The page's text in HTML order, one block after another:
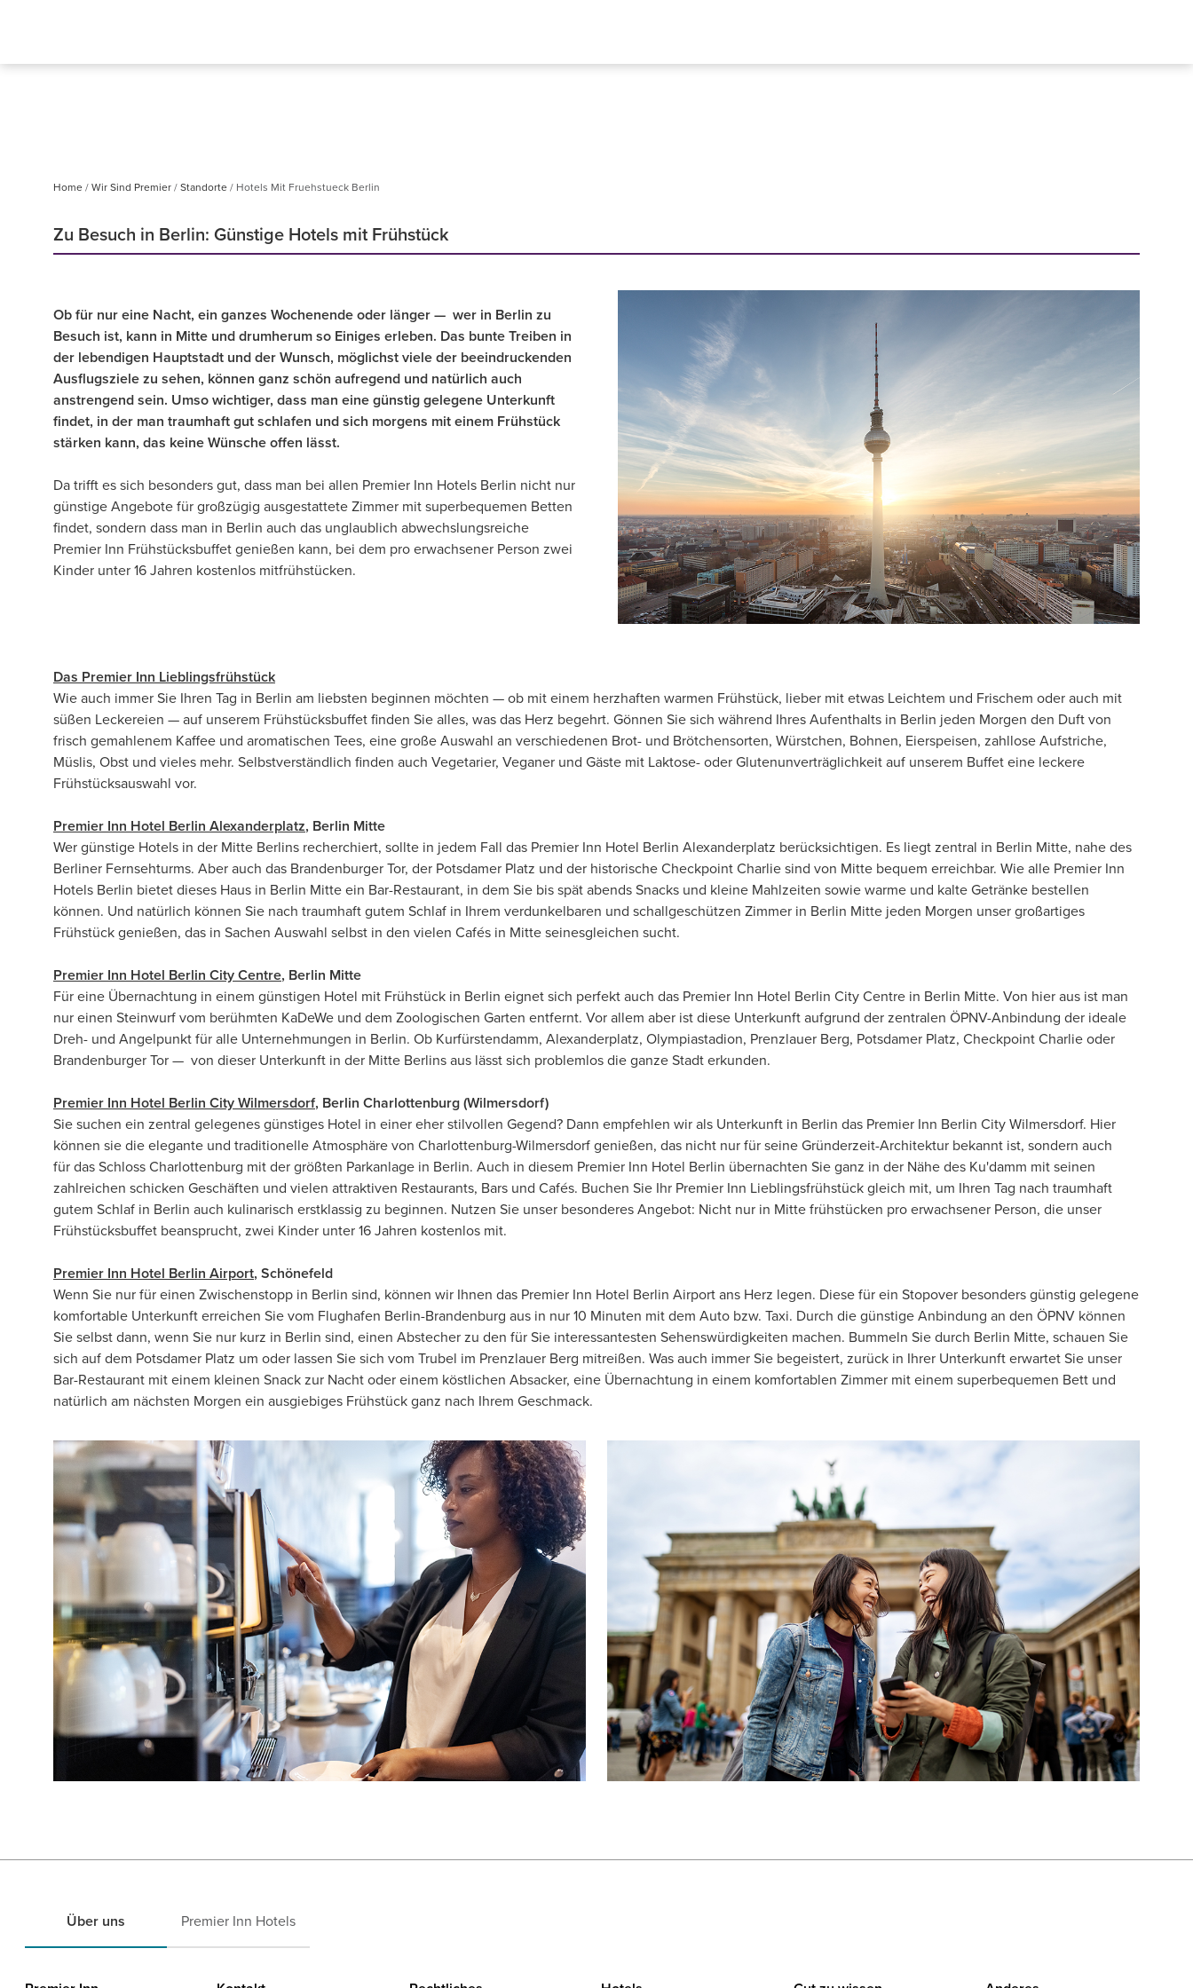
Home Wir Sind Premier Standorte Hotels Mit Fruehstueck Berlin
Zu Besuch in Berlin: Günstige Hotels mit Frühstück
Ob für nur eine Nacht, ein ganzes Wochenende oder länger — wer in Berlin zu
Besuch ist, kann in Mitte und drumherum so Einiges erleben. Das bunte Treiben in
der lebendigen Hauptstadt und der Wunsch, möglichst viele der beeindruckenden
Ausflugsziele zu sehen, können ganz schön aufregend und natürlich auch
anstrengend sein. Umso wichtiger, dass man eine günstig gelegene Unterkunft
findet, in der man traumhaft gut schlafen und sich morgens mit einem Frühstück
stärken kann, das keine Wünsche offen lässt.
Da trifft es sich besonders gut, dass man bei allen Premier Inn Hotels Berlin nicht nur
günstige Angebote für großzügig ausgestattete Zimmer mit superbequemen Betten
findet, sondern dass man in Berlin auch das unglaublich abwechslungsreiche
Premier Inn Frühstücksbuffet genießen kann, bei dem pro erwachsener Person zwei
Kinder unter 16 Jahren kostenlos mitfrühstücken.
Das Premier Inn Lieblingsfrühstück
Wie auch immer Sie Ihren Tag in Berlin am liebsten beginnen möchten — ob mit einem herzhaften warmen Frühstück, lieber mit etwas Leichtem und Frischem oder auch mit
süßen Leckereien — auf unserem Frühstücksbuffet finden Sie alles, was das Herz begehrt. Gönnen Sie sich während Ihres Aufenthalts in Berlin jeden Morgen den Duft von
frisch gemahlenem Kaffee und aromatischen Tees, eine große Auswahl an verschiedenen Brot- und Brötchensorten, Würstchen, Bohnen, Eierspeisen, zahllose Aufstriche,
Müslis, Obst und vieles mehr. Selbstverständlich finden auch Vegetarier, Veganer und Gäste mit Laktose- oder Glutenunverträglichkeit auf unserem Buffet eine leckere
Frühstücksauswahl vor.
Premier Inn Hotel Berlin Alexanderplatz, Berlin Mitte
Wer günstige Hotels in der Mitte Berlins recherchiert, sollte in jedem Fall das Premier Inn Hotel Berlin Alexanderplatz berücksichtigen. Es liegt zentral in Berlin Mitte, nahe des
Berliner Fernsehturms. Aber auch das Brandenburger Tor, der Potsdamer Platz und der historische Checkpoint Charlie sind von Mitte bequem erreichbar. Wie alle Premier Inn
Hotels Berlin bietet dieses Haus in Berlin Mitte ein Bar-Restaurant, in dem Sie bis spät abends Snacks und kleine Mahlzeiten sowie warme und kalte Getränke bestellen
können. Und natürlich können Sie nach traumhaft gutem Schlaf in Ihrem verdunkelbaren und schallgeschützen Zimmer in Berlin Mitte jeden Morgen unser großartiges
Frühstück genießen, das in Sachen Auswahl selbst in den vielen Cafés in Mitte seinesgleichen sucht.
Premier Inn Hotel Berlin City Centre, Berlin Mitte
Für eine Übernachtung in einem günstigen Hotel mit Frühstück in Berlin eignet sich perfekt auch das Premier Inn Hotel Berlin City Centre in Berlin Mitte. Von hier aus ist man
nur einen Steinwurf vom berühmten KaDeWe und dem Zoologischen Garten entfernt. Vor allem aber ist diese Unterkunft aufgrund der zentralen ÖPNV-Anbindung der ideale
Dreh- und Angelpunkt für alle Unternehmungen in Berlin. Ob Kurfürstendamm, Alexanderplatz, Olympiastadion, Prenzlauer Berg, Potsdamer Platz, Checkpoint Charlie oder
Brandenburger Tor — von dieser Unterkunft in der Mitte Berlins aus lässt sich problemlos die ganze Stadt erkunden.
Premier Inn Hotel Berlin City Wilmersdorf, Berlin Charlottenburg (Wilmersdorf)
Sie suchen ein zentral gelegenes günstiges Hotel in einer eher stilvollen Gegend? Dann empfehlen wir als Unterkunft in Berlin das Premier Inn Berlin City Wilmersdorf. Hier
können sie die elegante und traditionelle Atmosphäre von Charlottenburg-Wilmersdorf genießen, das nicht nur für seine Gründerzeit-Architektur bekannt ist, sondern auch
für das Schloss Charlottenburg mit der größten Parkanlage in Berlin. Auch in diesem Premier Inn Hotel Berlin übernachten Sie ganz in der Nähe des Ku'damm mit seinen
zahlreichen schicken Geschäften und vielen attraktiven Restaurants, Bars und Cafés. Buchen Sie Ihr Premier Inn Lieblingsfrühstück gleich mit, um Ihren Tag nach traumhaft
gutem Schlaf in Berlin auch kulinarisch erstklassig zu beginnen. Nutzen Sie unser besonderes Angebot: Nicht nur in Mitte frühstücken pro erwachsener Person, die unser
Frühstücksbuffet beansprucht, zwei Kinder unter 16 Jahren kostenlos mit.
Premier Inn Hotel Berlin Airport, Schönefeld
Wenn Sie nur für einen Zwischenstopp in Berlin sind, können wir Ihnen das Premier Inn Hotel Berlin Airport ans Herz legen. Diese für ein Stopover besonders günstig gelegene
komfortable Unterkunft erreichen Sie vom Flughafen Berlin-Brandenburg aus in nur 10 Minuten mit dem Auto bzw. Taxi. Durch die günstige Anbindung an den ÖPNV können
Sie selbst dann, wenn Sie nur kurz in Berlin sind, einen Abstecher zu den für Sie interessantesten Sehenswürdigkeiten machen. Bummeln Sie durch Berlin Mitte, schauen Sie
sich auf dem Potsdamer Platz um oder lassen Sie sich vom Trubel im Prenzlauer Berg mitreißen. Was auch immer Sie begeistert, zurück in Ihrer Unterkunft erwartet Sie unser
Bar-Restaurant mit einem kleinen Snack zur Nacht oder einem köstlichen Absacker, eine Übernachtung in einem komfortablen Zimmer mit einem superbequemen Bett und
natürlich am nächsten Morgen ein ausgiebiges Frühstück ganz nach Ihrem Geschmack.
Über uns Premier Inn Hotels